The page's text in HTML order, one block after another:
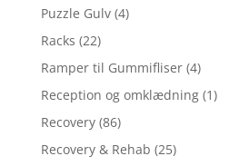
Puzzle Gulv (4)
Racks (22)
Ramper til Gummifliser (4)
Reception og omklædning (1)
Recovery (86)
Recovery & Rehab (25)